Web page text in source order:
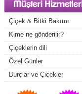
Çiçek & Bitki Bakımı
Kime ne gönderilir?
Çiçeklerin dili
Özel Günler
Burçlar ve Çiçekler